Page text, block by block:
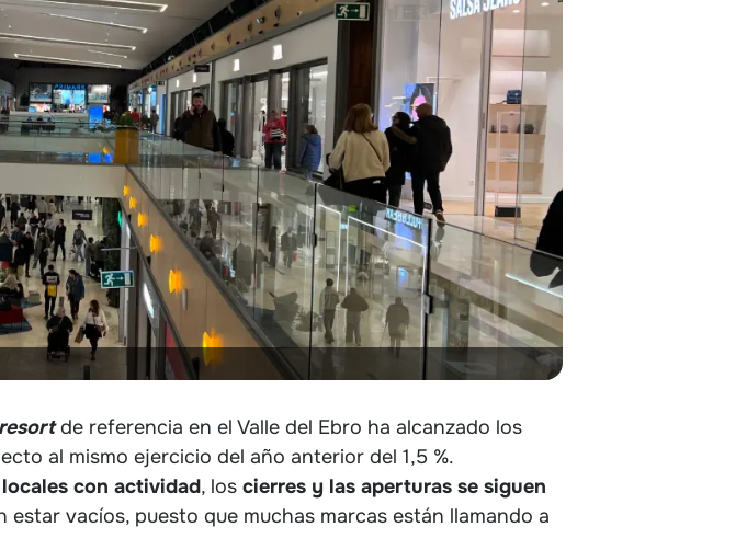
de referencia en el Valle del Ebro ha alcanzado los
al mismo ejercicio del año anterior del 1,5 %.
con actividad, los cierres y las aperturas se siguen
estar vacíos, puesto que muchas marcas están llamando a